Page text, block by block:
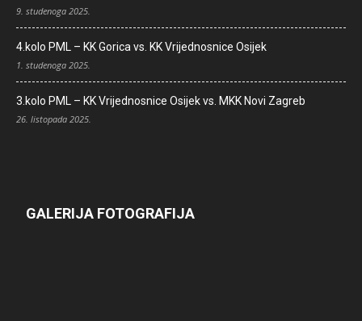
9. studenoga 2025.
4.kolo PML – KK Gorica vs. KK Vrijednosnice Osijek
1. studenoga 2025.
3.kolo PML – KK Vrijednosnice Osijek vs. MKK Novi Zagreb
26. listopada 2025.
GALERIJA FOTOGRAFIJA